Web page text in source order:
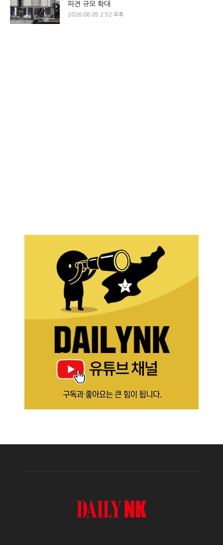
파견 규모 확대
2026.08.05 2:52 오후